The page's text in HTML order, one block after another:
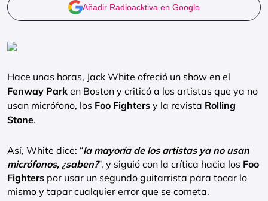
Añadir Radioacktiva en Google
Hace unas horas, Jack White ofreció un show en el
Fenway Park en Boston y criticó a los artistas que ya no
usan micrófono, los Foo Fighters y la revista Rolling
Stone.
Así, White dice: “la mayoría de los artistas ya no usan
micrófonos, ¿saben?”, y siguió con la crítica hacia los Foo
Fighters por usar un segundo guitarrista para tocar lo
mismo y tapar cualquier error que se cometa.